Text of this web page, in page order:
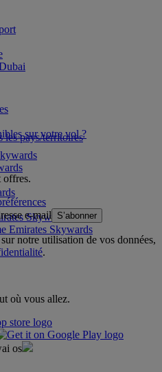
les pays/territoires
sur votre vol ?
Skywards
Emirates Skywards
offres.
e-mail
S’abonner
notre utilisation de vos données,
.
où vous allez.
os